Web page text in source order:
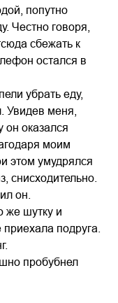
попутно
Честно говоря,
сбежать к
остался в
убрать еду,
Увидев меня,
оказался
моим
этом умудрялся
снисходительно.
он.
же шутку и
подруга.
пробубнел